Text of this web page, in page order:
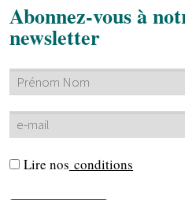
Abonnez-vous à
newsletter
Lire nos conditions